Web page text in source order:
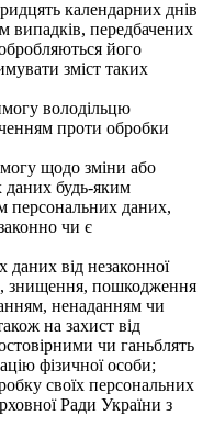
календарних днів
випадків, передбачених
його
зміст таких
володільцю
проти обробки
щодо зміни або
даних будь-яким
персональних даних,
чи є
даних від незаконної
знищення, пошкодження
ненаданням чи
на захист від
чи ганьблять
фізичної особи;
своїх персональних
Ради України з